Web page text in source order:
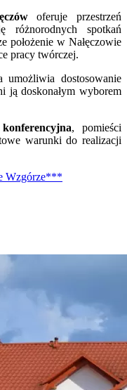
oferuje przestrzeń
różnorodnych spotkań
położenie w Nałęczowie
pracy twórczej.
umożliwia dostosowanie
ją doskonałym wyborem
, pomieści
warunki do realizacji
Wzgórze***